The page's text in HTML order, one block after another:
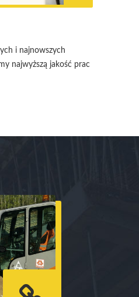
i najnowszych
najwyższą jakość prac